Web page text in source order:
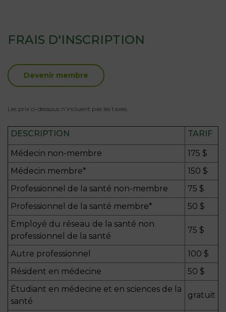
FRAIS D'INSCRIPTION
Devenir membre
Les prix ci-dessous n’incluent pas les taxes.
DESCRIPTION TARIF
Médecin non-membre
175 $
Médecin membre*
150 $
Professionnel de la santé non-membre
75 $
Professionnel de la santé membre*
50 $
Employé du réseau de la santé non
professionnel de la santé
75 $
Autre professionnel
100 $
Résident en médecine
50 $
Étudiant en médecine et en sciences de la
santé
gratuit